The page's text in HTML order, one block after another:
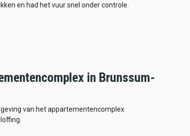
en had het vuur snel onder controle.
in Brunssum-
van het appartementencomplex